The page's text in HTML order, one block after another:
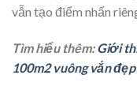
vẫn tạo điểm nhấn
Tìm hiểu thêm:Giới
100m2 vuông vắn